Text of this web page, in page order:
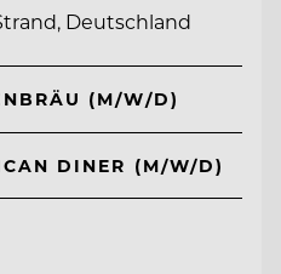
Deutschland
(M/W/D)
DINER (M/W/D)